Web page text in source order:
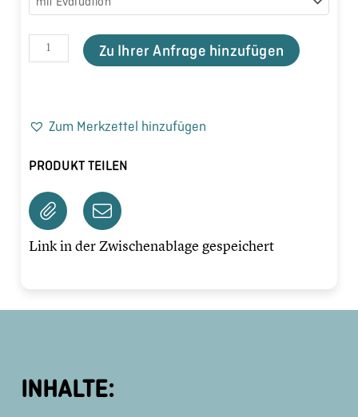
Zu Ihrer Anfrage hinzufügen
Zum Merkzettel hinzufügen
PRODUKT TEILEN
Link in der Zwischenablage gespeichert
INHALTE: